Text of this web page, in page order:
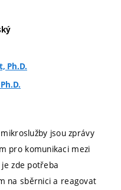
Ph.D.
jsou zprávy
pro komunikaci mezi
zde potřeba
na sběrnici a reagovat